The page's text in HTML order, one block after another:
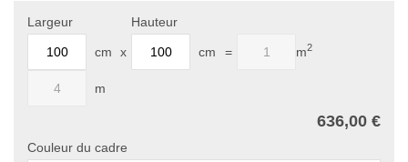
Largeur
cm x
Hauteur
cm = m2
m
636,00 €
Couleur du cadre